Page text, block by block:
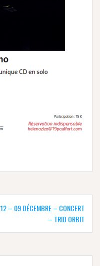
12 – 09 DÉCEMBRE – CONCERT
– TRIO ORBIT